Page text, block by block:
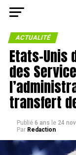
ACTUALITÉ
Etats-Unis
des
transfert
Publié 6 ans le 24
Par Redaction